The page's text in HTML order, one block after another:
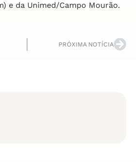
e da Unimed/Campo Mourão.
PRÓXIMA NOTÍCIA